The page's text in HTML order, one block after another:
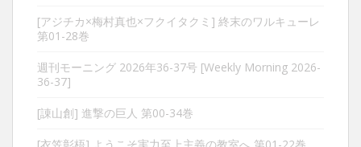
[アジチカ×梅村真也×フクイタクミ] 終末のワルキューレ
第01-28巻
週刊モーニング 2026年36-37号 [Weekly Morning 2026-
36-37]
[諌山創] 進撃の巨人 第00-34巻
[衣笠彰梧] ようこそ実力至上主義の教室へ 第01-22巻